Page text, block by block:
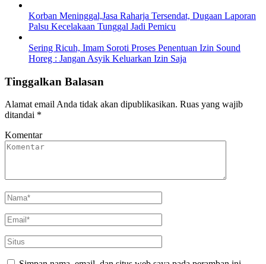
Korban Meninggal,Jasa Raharja Tersendat, Dugaan Laporan
Palsu Kecelakaan Tunggal Jadi Pemicu
Sering Ricuh, Imam Soroti Proses Penentuan Izin Sound
Horeg : Jangan Asyik Keluarkan Izin Saja
Tinggalkan Balasan
Alamat email Anda tidak akan dipublikasikan. Ruas yang wajib
ditandai *
Komentar